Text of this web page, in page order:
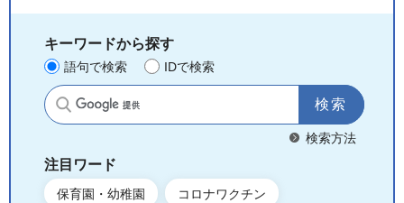
キーワードから探す
語句で検索 IDで検索
サイト内検索
検索方法
注目ワード
保育園・幼稚園 コロナワクチン